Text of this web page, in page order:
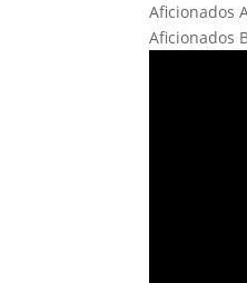
Aficionados
Aficionados